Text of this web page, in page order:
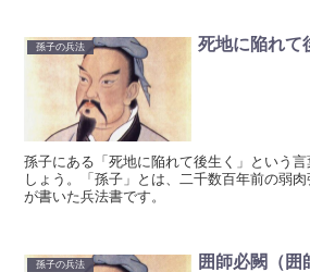
孫子の兵法 死地に陥れて
孫子にある「死地に陥れて後生く」という
しょう。「孫子」とは、二千数百年前の弱
が書いた兵法書です。
孫子の兵法
囲師必闕（囲